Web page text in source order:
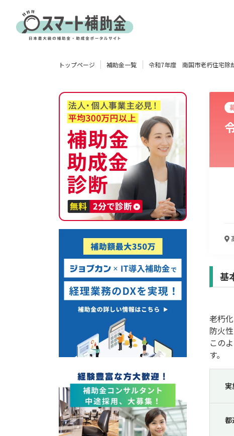
製造業 情報通信業 卸売･小売業
トップページ 補助金一覧 令和7年度 南国市老朽住宅除
基
老朽
防火
この
す。
実
都